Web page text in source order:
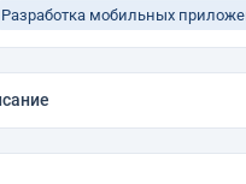
Разработка мобильных